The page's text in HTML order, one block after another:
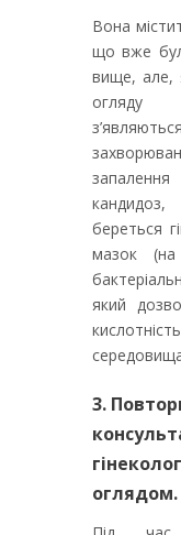
Вона
що вже
вище, але,
огляду
береться
мазок
який
кислотність
3.
оглядом.